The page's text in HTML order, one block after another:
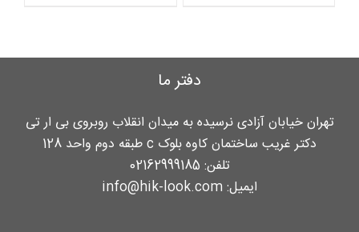
دفتر ما
تهران خیابان آزادی نرسیده به میدان انقلاب روبروی بی ار تی
دکتر غریب ساختمان کاوه بلوک c طبقه دوم واحد 128
تلفن: 02162999185
ایمیل: info@hik-look.com